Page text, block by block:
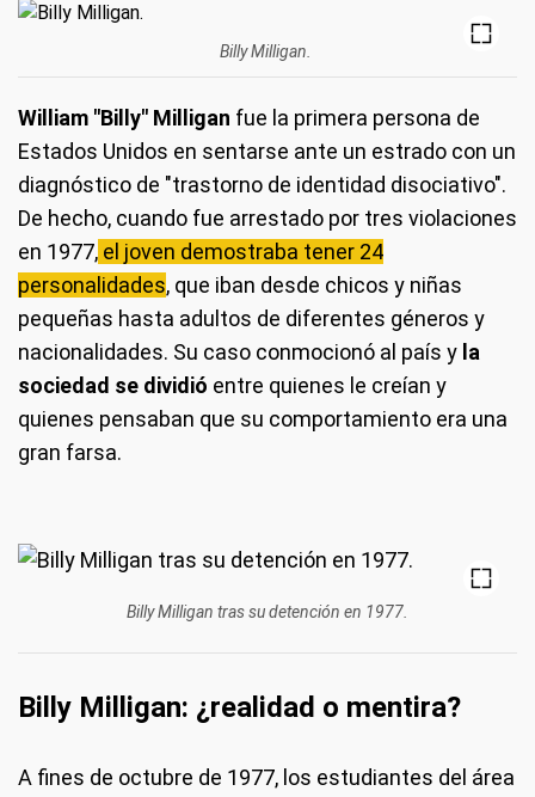
Billy Milligan.
William "Billy" Milligan fue la primera persona de
Estados Unidos en sentarse ante un estrado con un
diagnóstico de "trastorno de identidad disociativo".
De hecho, cuando fue arrestado por tres violaciones
en 1977, el joven demostraba tener 24
personalidades, que iban desde chicos y niñas
pequeñas hasta adultos de diferentes géneros y
nacionalidades. Su caso conmocionó al país y la
sociedad se dividió entre quienes le creían y
quienes pensaban que su comportamiento era una
gran farsa.
Billy Milligan tras su detención en 1977.
Billy Milligan: ¿realidad o mentira?
A fines de octubre de 1977, los estudiantes del área